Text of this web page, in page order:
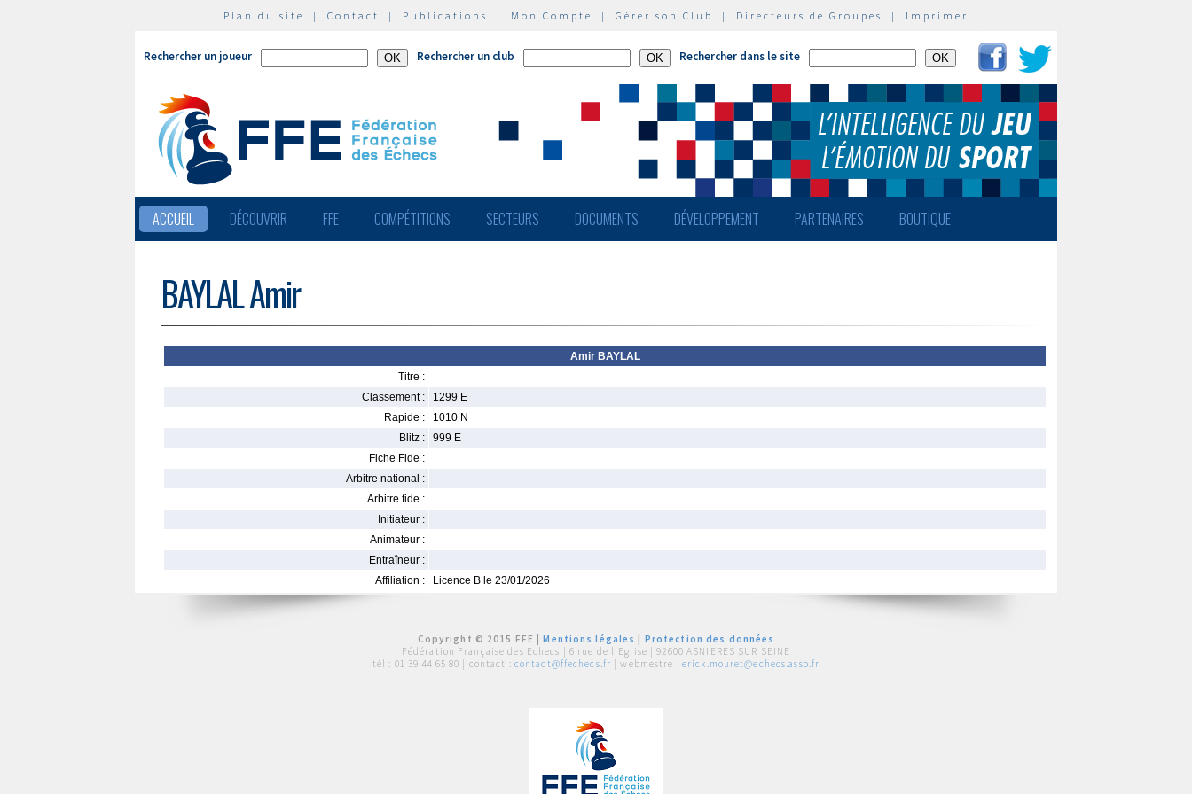
Plan du site | Contact | Publications | Mon Compte | Gérer son Club | Directeurs de Groupes | Imprimer
Rechercher un joueur Rechercher un club Rechercher dans le site
ACCUEIL DÉCOUVRIR FFE COMPÉTITIONS SECTEURS DOCUMENTS DÉVELOPPEMENT PARTENAIRES BOUTIQUE
BAYLAL Amir
Amir BAYLAL
Titre :
Classement :
1299 E
Rapide :
1010 N
Blitz :
999 E
Fiche Fide :
Arbitre national :
Arbitre fide :
Initiateur :
Animateur :
Entraîneur :
Affiliation :
Licence B le 23/01/2026
Copyright © 2015 FFE |Mentions légales
Protection des données
Fédération Française des Echecs | 6 rue de l'Eglise | 92600 ASNIERES SUR SEINE
tél : 01 39 44 65 80 | contact : contact@ffechecs.fr | webmestre : erick.mouret@echecs.asso.fr